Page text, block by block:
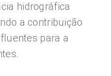
hidrográfica
a contribuição
para a